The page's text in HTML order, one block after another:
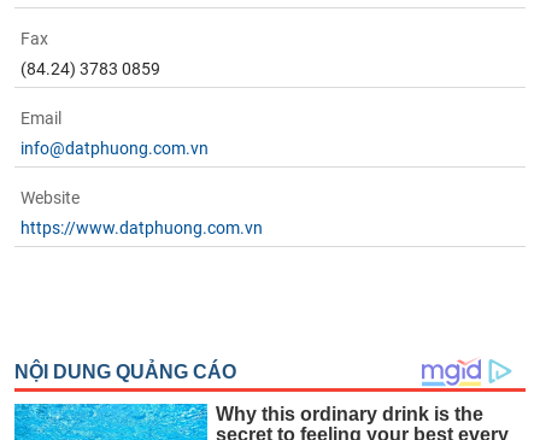
Fax
(84.24) 3783 0859
Email
info@datphuong.com.vn
Website
https://www.datphuong.com.vn